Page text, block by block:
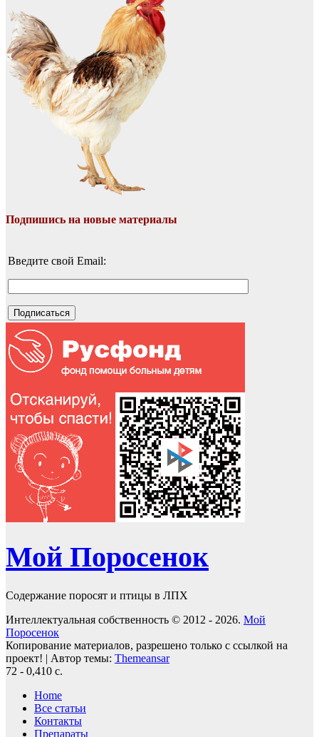
Подпишись на новые материалы
Введите свой Email:
Мой Поросенок
Содержание поросят и птицы в ЛПХ
Интеллектуальная собственность © 2012 - 2026. Мой
Поросенок
Копирование материалов, разрешено только с ссылкой на
проект! | Автор темы: Themeansar
72 - 0,410 с.
Home
Все статьи
Контакты
Препараты